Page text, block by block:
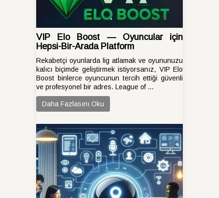
VIP Elo Boost — Oyuncular için
Hepsi-Bir-Arada Platform
Rekabetçi oyunlarda lig atlamak ve oyununuzu
kalıcı biçimde geliştirmek istiyorsanız, VIP Elo
Boost binlerce oyuncunun tercih ettiği güvenli
ve profesyonel bir adres. League of ...
Daha Fazlasını Oku